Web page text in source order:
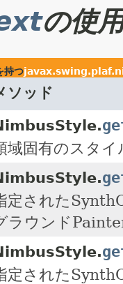
の使
持つ
ソッド
域固有のスタ
定された
ラウンド
定された